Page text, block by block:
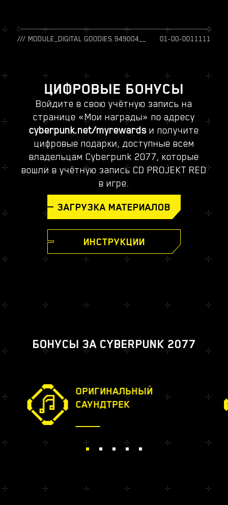
/// MODULE_DIGITAL GOODIES.949004__ 01-00-0011111
ЦИФРОВЫЕ БОНУСЫ
Войдите в свою учётную запись на
странице «Мои награды» по адресу
cyberpunk.net/myrewards и получите
цифровые подарки, доступные всем
владельцам Cyberpunk 2077, которые
вошли в учётную запись CD PROJEKT RED
в игре.
ЗАГРУЗКА МАТЕРИАЛОВ
ИНСТРУКЦИИ
БОНУСЫ ЗА CYBERPUNK 2077
ОРИГИНАЛЬНЫЙ
САУНДТРЕК